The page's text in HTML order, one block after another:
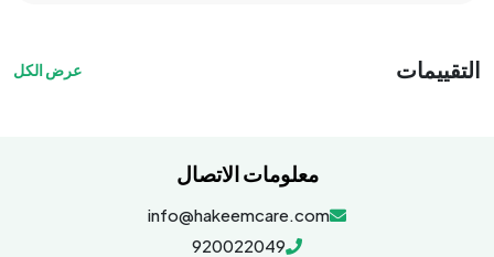
التقييمات عرض الكل
معلومات الاتصال
info@hakeemcare.com
920022049